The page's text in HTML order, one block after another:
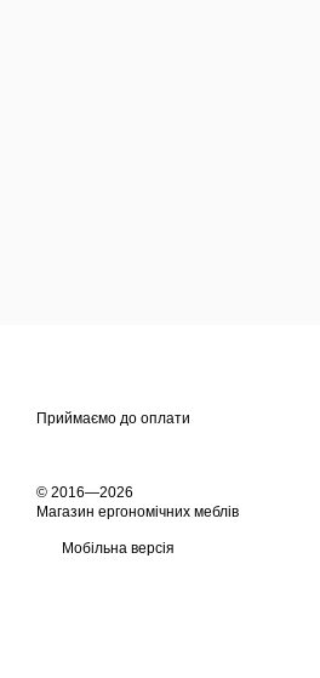
Приймаємо до оплати
© 2016—2026
Магазин ергономічних меблів
Мобільна версія